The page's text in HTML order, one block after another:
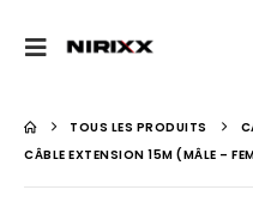
TOUS LES PRODUITS
CÂBLE EXTENSION 15M (MÂLE –